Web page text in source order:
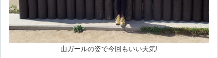
山ガールの姿で今回もいい天気!